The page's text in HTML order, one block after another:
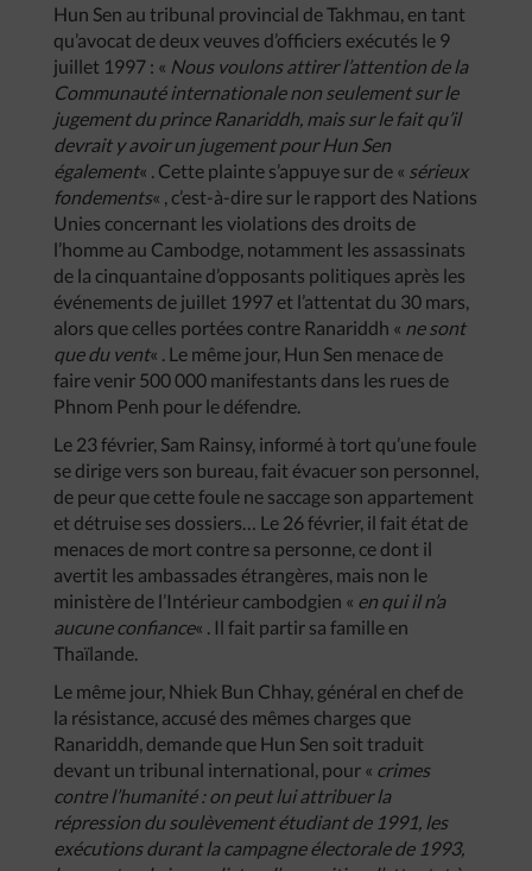
Hun Sen au tribunal provincial de Takhmau, en tant
qu’avocat de deux veuves d’officiers exécutés le 9
juillet 1997 : « Nous voulons attirer l’attention de la
Communauté internationale non seulement sur le
jugement du prince Ranariddh, mais sur le fait qu’il
devrait y avoir un jugement pour Hun Sen
également« . Cette plainte s’appuye sur de « sérieux
fondements« , c’est-à-dire sur le rapport des Nations
Unies concernant les violations des droits de
l’homme au Cambodge, notamment les assassinats
de la cinquantaine d’opposants politiques après les
événements de juillet 1997 et l’attentat du 30 mars,
alors que celles portées contre Ranariddh « ne sont
que du vent« . Le même jour, Hun Sen menace de
faire venir 500 000 manifestants dans les rues de
Phnom Penh pour le défendre.
Le 23 février, Sam Rainsy, informé à tort qu’une foule
se dirige vers son bureau, fait évacuer son personnel,
de peur que cette foule ne saccage son appartement
et détruise ses dossiers… Le 26 février, il fait état de
menaces de mort contre sa personne, ce dont il
avertit les ambassades étrangères, mais non le
ministère de l’Intérieur cambodgien « en qui il n’a
aucune confiance« . Il fait partir sa famille en
Thaïlande.
Le même jour, Nhiek Bun Chhay, général en chef de
la résistance, accusé des mêmes charges que
Ranariddh, demande que Hun Sen soit traduit
devant un tribunal international, pour « crimes
contre l’humanité : on peut lui attribuer la
répression du soulèvement étudiant de 1991, les
exécutions durant la campagne électorale de 1993,